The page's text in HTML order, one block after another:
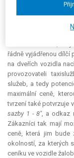
2 prováděcí vyhlášky
tedy číselně, a tuto
splňovalo. Zmíněná
řádně vyjádřenou dílčí
na dveřích vozidla
provozovateli
služeb, a tedy
maximální ceně,
tvrzení také potvrzuje
sazby 1 - 8", a odkaz
Zákazníci tak mají
ceně, která jim
okolností, za kterých
ceníku ve vozidle